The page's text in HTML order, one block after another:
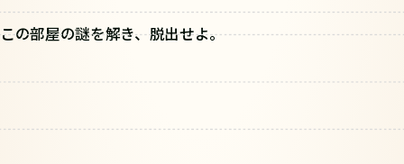
この部屋の謎を解き、脱出せよ。